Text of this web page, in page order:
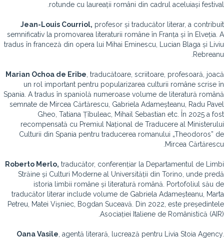
rotunde cu laureații români din cadrul aceluiași festival.
Jean-Louis Courriol, profesor și traducător literar, a contribuit
semnificativ la promovarea literaturii române în Franța și în Elveția. A
tradus în franceză din opera lui Mihai Eminescu, Lucian Blaga și Liviu
Rebreanu.
Marian Ochoa de Eribe , traducătoare, scriitoare, profesoară, joacă
un rol important pentru popularizarea culturii române scrise în
Spania. A tradus în spaniolă numeroase volume de literatură română
semnate de Mircea Cărtărescu, Gabriela Adameșteanu, Radu Pavel
Gheo, Tatiana Țîbuleac, Mihail Sebastian etc. În 2025 a fost
recompensată cu Premiul Național de Traducere al Ministerului
Culturii din Spania pentru traducerea romanului „Theodoros” de
Mircea Cărtărescu.
Roberto Merlo, traducător, conferențiar la Departamentul de Limbi
Străine și Culturi Moderne al Universității din Torino, unde predă
istoria limbii române și literatură română. Portofoliul său de
traducător literar include volume de Gabriela Adameșteanu, Marta
Petreu, Matei Vișniec, Bogdan Suceavă. Din 2022, este președintele
Asociației Italiene de Românistică (AIR).
Oana Vasile , agentă literară, lucrează pentru Livia Stoia Agency.